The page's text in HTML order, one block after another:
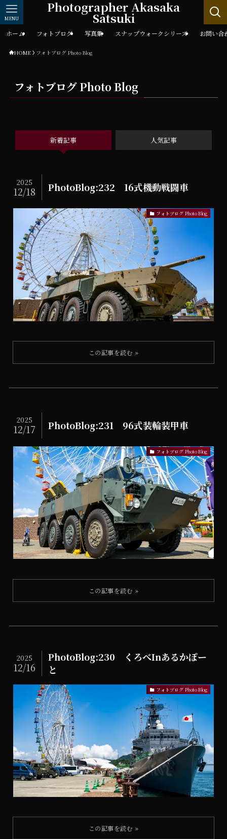
Photographer Akasaka
Satsuki
MENU
ホーム フォトブログ 写真集 スナップウォークシリーズ お問い合
HOME フォトブログ Photo Blog
フォトブログ Photo Blog
新着記事 人気記事
PhotoBlog:232 16式機動戦闘車
2025
12/18
フォトブログ Photo Blog
PhotoBlog:231 96式装輪装甲車
2025
12/17
フォトブログ Photo Blog
PhotoBlog:230 くろべInあるかぽー
と
2025
12/16
フォトブログ Photo Blog